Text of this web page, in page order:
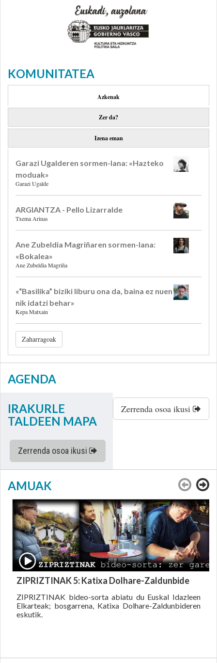
KOMUNITATEA
Azkenak
Zer da?
Izena eman
Garazi Ugalderen sormen-lana: «Hazteko
moduak»
Garazi Ugalde
ARGIANTZA - Pello Lizarralde
Txema Arinas
Ane Zubeldia Magriñaren sormen-lana:
«Bokalea»
Ane Zubeldia Magriña
«“Basilika” biziki liburu ona da, baina ez nuen
nik idatzi behar»
Kepa Matxain
Zaharragoak
AGENDA
Zerrenda osoa ikusi
IRAKURLE
TALDEEN MAPA
Zerrenda osoa ikusi
AMUAK
ZIPRIZTINAK 5: Katixa Dolhare-Zaldunbide
ZIPRIZTINAK bideo-sorta abiatu du Euskal Idazleen
Elkarteak; bosgarrena, Katixa Dolhare-Zaldunbideren
eskutik.